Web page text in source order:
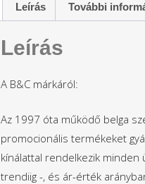
Leírás További
Leírás
A B&C márkáról:
Az 1997 óta működő belga
promocionális termékeket
kínálattal rendelkezik
trendiig -, és ár-érték